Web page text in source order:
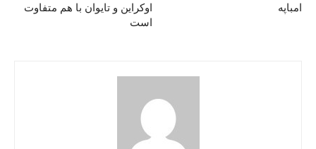
اوکراین و تایوان با هم متفاوت
است
امباپه